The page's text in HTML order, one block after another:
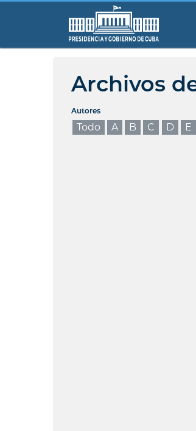
Archivos
Autores
Todo A B C D E